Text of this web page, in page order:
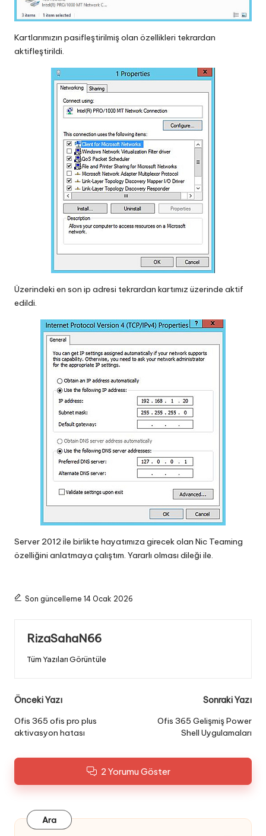
Kartlarımızın pasifleştirilmiş olan özellikleri tekrardan
aktifleştirildi.
Üzerindeki en son ip adresi tekrardan kartımız üzerinde aktif
edildi.
Server 2012 ile birlikte hayatımıza girecek olan Nic Teaming
özelliğini anlatmaya çalıştım. Yararlı olması dileği ile.
Son güncelleme 14 Ocak 2026
RizaSahaN66
Tüm Yazıları Görüntüle
Post
navigation
Önceki Yazı
Ofis 365 ofis pro plus
aktivasyon hatası
Sonraki Yazı
Ofis 365 Gelişmiş Power
Shell Uygulamaları
2 Yorumu Göster
Ara